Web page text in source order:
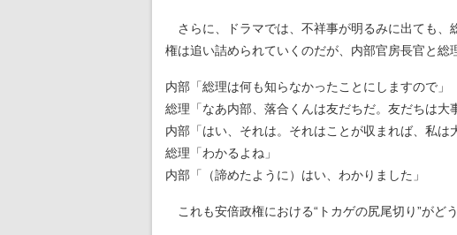
さらに、ドラマでは、不祥事が明るみに出ても、
権は追い詰められていくのだが、内部官房長官と総
内部「総理は何も知らなかったことにしますので」
総理「なあ内部、落合くんは友だちだ。友だちは大
内部「はい、それは。それはことが収まれば、私
総理「わかるよね」
内部「（諦めたように）はい、わかりました」
これも安倍政権における“トカゲの尻尾切り”がど